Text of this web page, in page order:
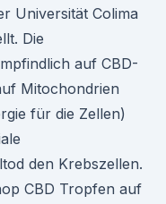
Universität Colima
Die
auf CBD-
Mitochondrien
für die Zellen)
den Krebszellen.
CBD Tropfen auf